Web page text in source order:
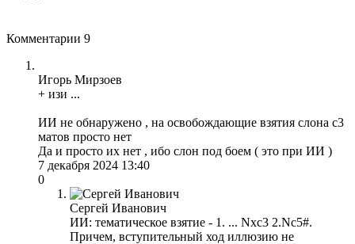
Комментарии 9
Игорь Мирзоев
+ изи ...
ИИ не обнаружено , на освобождающие взятия слона c3
матов просто нет
Да и просто их нет , ибо слон под боем ( это при ИИ )
7 декабря 2024 13:40
0
Сергей Иванович
ИИ: тематическое взятие - 1. ... Nхc3 2.Nc5#.
Причем, вступительный ход иллюзию не